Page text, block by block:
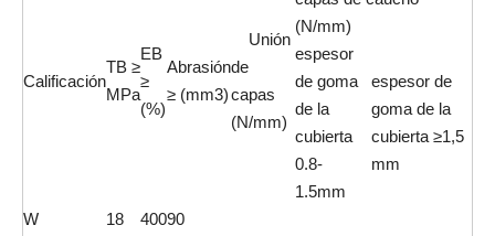
Calificación
TB ≥
MPa
EB
≥
(%)
Abrasión
≥ (mm3)
Unión
de
capas
(N/mm)
(N/mm)
espesor
de goma
de la
cubierta
0.8-
1.5mm
espesor de
goma de la
cubierta ≥1,5
mm
W 18 40090